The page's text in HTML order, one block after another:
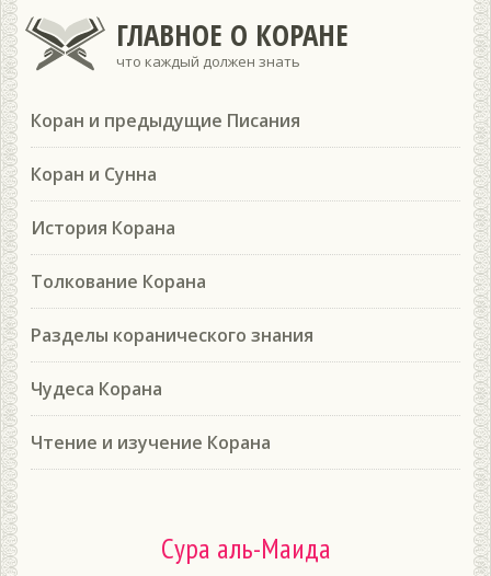
ГЛАВНОЕ О КОРАНЕ
что каждый должен знать
Коран и предыдущие Писания
Коран и Сунна
История Корана
Толкование Корана
Разделы коранического знания
Чудеса Корана
Чтение и изучение Корана
Сура аль-Маида